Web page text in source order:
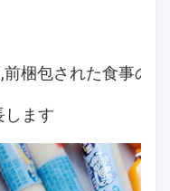
前梱包された食事の
します